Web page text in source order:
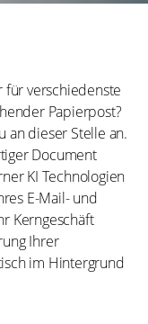
für verschiedenste
Papierpost?
an dieser Stelle an.
Document
KI Technologien
E-Mail- und
Kerngeschäft
Ihrer
im Hintergrund